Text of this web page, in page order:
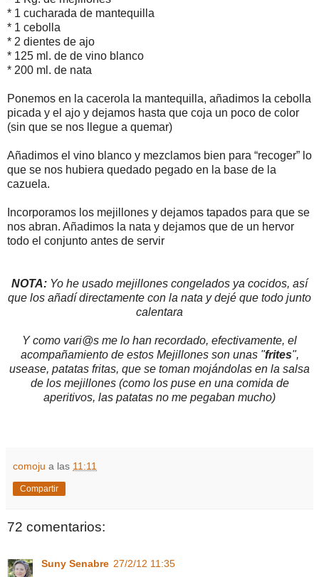
* 1 cucharada de mantequilla
* 1 cebolla
* 2 dientes de ajo
* 125 ml. de de vino blanco
* 200 ml. de nata
Ponemos en la cacerola la mantequilla, añadimos la cebolla
picada y el ajo y dejamos hasta que coja un poco de color
(sin que se nos llegue a quemar)
Añadimos el vino blanco y mezclamos bien para “recoger” lo
que se nos hubiera quedado pegado en la base de la
cazuela.
Incorporamos los mejillones y dejamos tapados para que se
nos abran. Añadimos la nata y dejamos que de un hervor
todo el conjunto antes de servir
NOTA: Yo he usado mejillones congelados ya cocidos, así
que los añadí directamente con la nata y dejé que todo junto
calentara
Y como vari@s me lo han recordado, efectivamente, el
acompañamiento de estos Mejillones son unas "frites",
usease, patatas fritas, que se toman mojándolas en la salsa
de los mejillones (como los puse en una comida de
aperitivos, las patatas no me pegaban mucho)
comoju a las 11:11
Compartir
72 comentarios:
Suny Senabre 27/2/12 11:35